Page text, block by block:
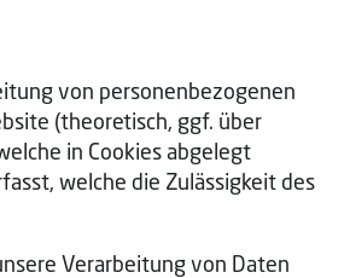
von personenbezogenen
(theoretisch, ggf. über
in Cookies abgelegt
welche die Zulässigkeit des
Verarbeitung von Daten